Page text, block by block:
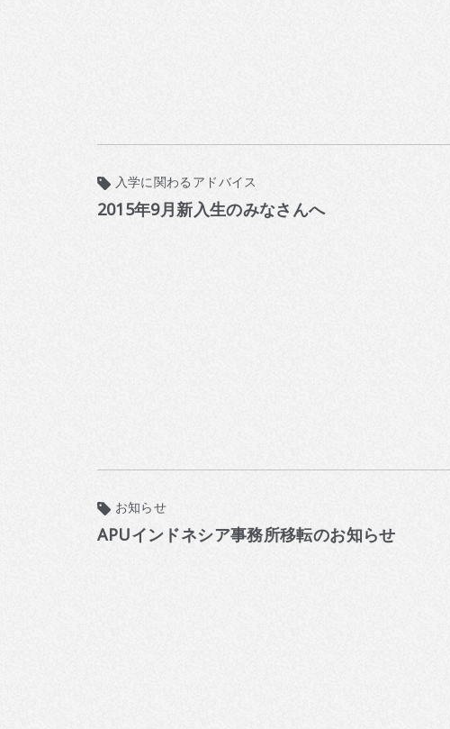
入学に関わるアドバイス
2015年9月新入生のみなさんへ
お知らせ
APUインドネシア事務所移転のお知らせ